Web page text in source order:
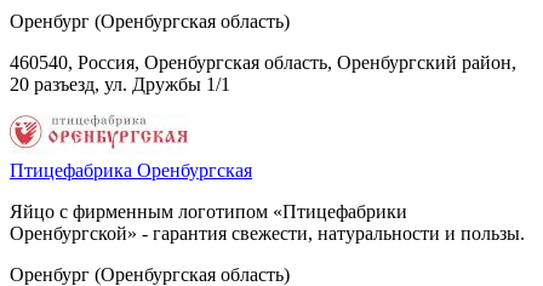
Оренбург (Оренбургская область)
460540, Россия, Оренбургская область, Оренбургский район,
20 разъезд, ул. Дружбы 1/1
Птицефабрика Оренбургская
Яйцо с фирменным логотипом «Птицефабрики
Оренбургской» - гарантия свежести, натуральности и пользы.
Оренбург (Оренбургская область)